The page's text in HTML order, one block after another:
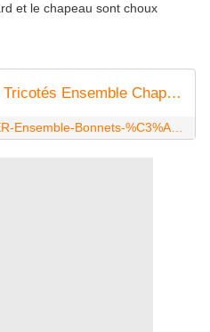
et le chapeau sont choux
VBIGER Enfants d'hiver Tricotés Ensemble Chapeau écharpe Gants,pour Enfants Fille Garçon 1-5 ans, Vert, 1-5 ans